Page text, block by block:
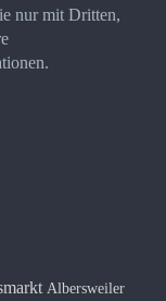
nur mit Dritten,
Albersweiler